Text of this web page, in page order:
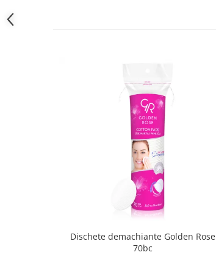
Dischete demachiante Golden Rose
70bc